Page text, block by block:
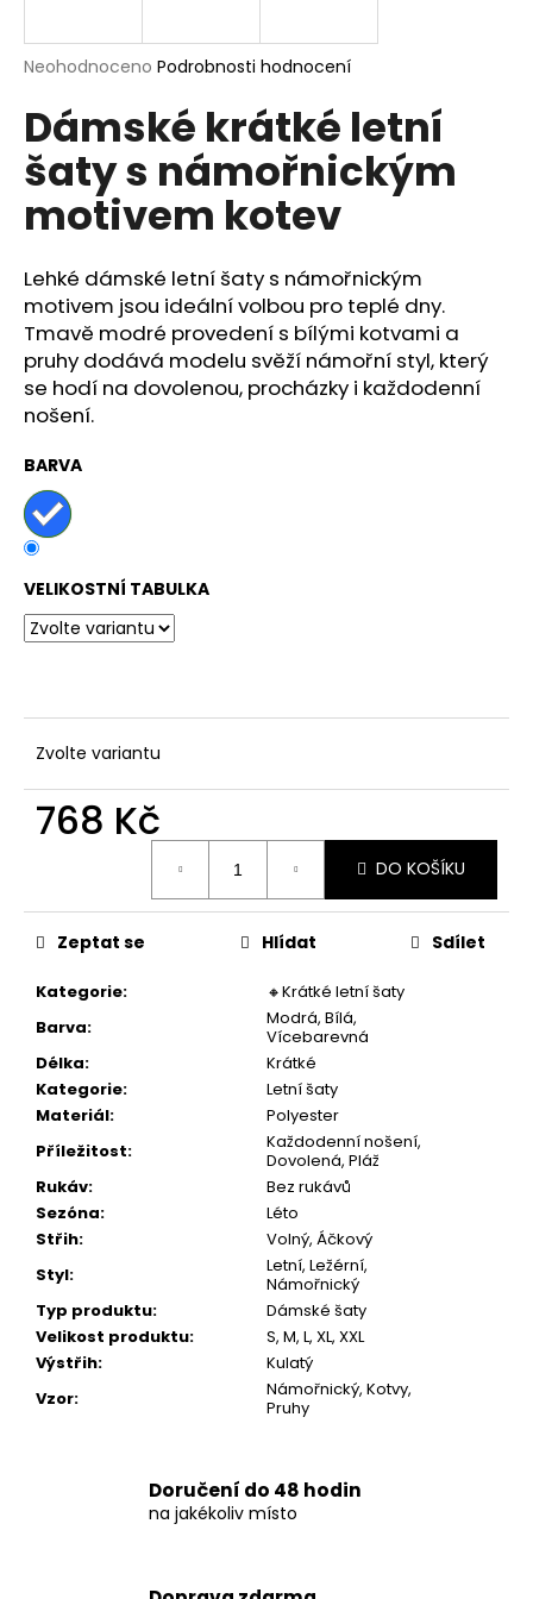
Průměrné
produktu
je
0,0
z
5
hvězdiček.
Neohodnoceno Podrobnosti hodnocení
Dámské krátké letní
šaty s námořnickým
motivem kotev
Lehké dámské letní šaty s námořnickým
motivem jsou ideální volbou pro teplé dny.
Tmavě modré provedení s bílými kotvami a
pruhy dodává modelu svěží námořní styl, který
se hodí na dovolenou, procházky i každodenní
nošení.
BARVA
VELIKOSTNÍ TABULKA
Zvolte variantu
768 Kč
DO KOŠÍKU
Kategorie:
🔸Krátké letní šaty
Barva:
Modrá, Bílá,
Vícebarevná
Délka:
Krátké
Kategorie:
Letní šaty
Materiál:
Polyester
Příležitost:
Každodenní nošení,
Dovolená, Pláž
Rukáv:
Bez rukávů
Sezóna:
Léto
Střih:
Volný, Áčkový
Styl:
Letní, Ležérní,
Námořnický
Typ produktu:
Dámské šaty
Velikost produktu:
S, M, L, XL, XXL
Výstřih:
Kulatý
Vzor:
Námořnický, Kotvy,
Pruhy
Zeptat se Hlídat Sdílet
Doručení do 48 hodin
na jakékoliv místo
j
t
?
HLEDAT
D
o
p
o
u
č
u
j
e
m
DVOUDÍLNÉ
S
ABSTRAKTNÍM
VZOREM
845
Kč